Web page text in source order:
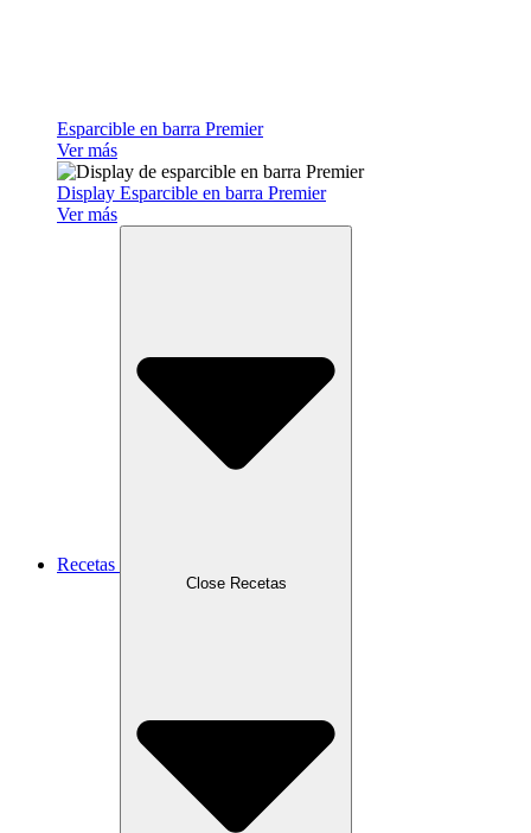
Esparcible en barra Premier
Ver más
Display Esparcible en barra Premier
Ver más
Recetas
Close Recetas